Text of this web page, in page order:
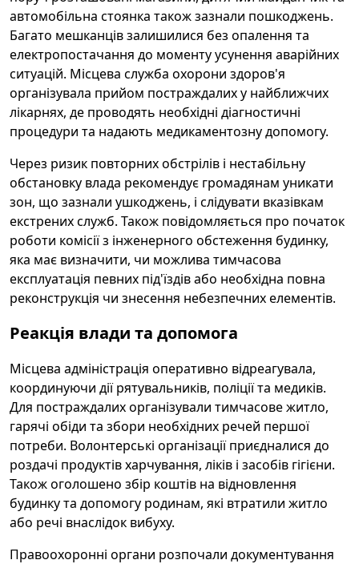
автомобільна стоянка також зазнали пошкоджень.
Багато мешканців залишилися без опалення та
електропостачання до моменту усунення аварійних
ситуацій. Місцева служба охорони здоров'я
організувала прийом постраждалих у найближчих
лікарнях, де проводять необхідні діагностичні
процедури та надають медикаментозну допомогу.
Через ризик повторних обстрілів і нестабільну
обстановку влада рекомендує громадянам уникати
зон, що зазнали ушкоджень, і слідувати вказівкам
екстрених служб. Також повідомляється про початок
роботи комісії з інженерного обстеження будинку,
яка має визначити, чи можлива тимчасова
експлуатація певних під'їздів або необхідна повна
реконструкція чи знесення небезпечних елементів.
Реакція влади та допомога
Місцева адміністрація оперативно відреагувала,
координуючи дії рятувальників, поліції та медиків.
Для постраждалих організували тимчасове житло,
гарячі обіди та збори необхідних речей першої
потреби. Волонтерські організації приєдналися до
роздачі продуктів харчування, ліків і засобів гігієни.
Також оголошено збір коштів на відновлення
будинку та допомогу родинам, які втратили житло
або речі внаслідок вибуху.
Правоохоронні органи розпочали документування